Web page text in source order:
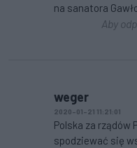
na sanatora
Aby
weger
2020-01-21 11:21:01
Polska za rządów
spodziewać się